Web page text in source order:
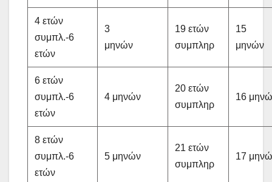
4 ετών
συμπλ.-6
ετών
3
μηνών
19 ετών
συμπληρ
15
6 ετών
συμπλ.-6
ετών
4 μηνών
20 ετών
συμπληρ
16
8 ετών
συμπλ.-6
ετών
5 μηνών
21 ετών
συμπληρ
17